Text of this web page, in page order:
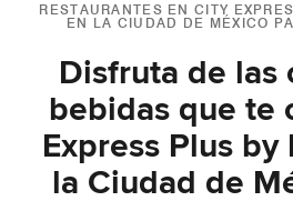
RESTAURANTES EN CITY
EN LA CIUDAD DE MÉXICO
Disfruta de las
bebidas que te
Express Plus
la Ciudad de